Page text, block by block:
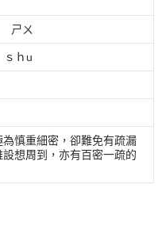
ㄕㄨ
ｈu
慎重細密，卻難免有疏漏
想周到，亦有百密一疏的